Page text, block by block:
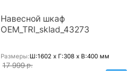
Навесной шкаф
OEM_TRI_sklad_43273
Размеры:Ш:1602 x Г:308 x В:400 мм
17 999 р.